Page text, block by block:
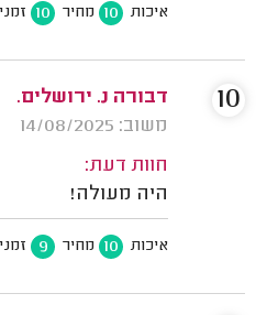
איכות 10 מחיר 10
דבורה נ. ירושלים.
משוב: 14/08/2025
חוות דעת:
היה מעולה!
איכות 10 מחיר 9
10